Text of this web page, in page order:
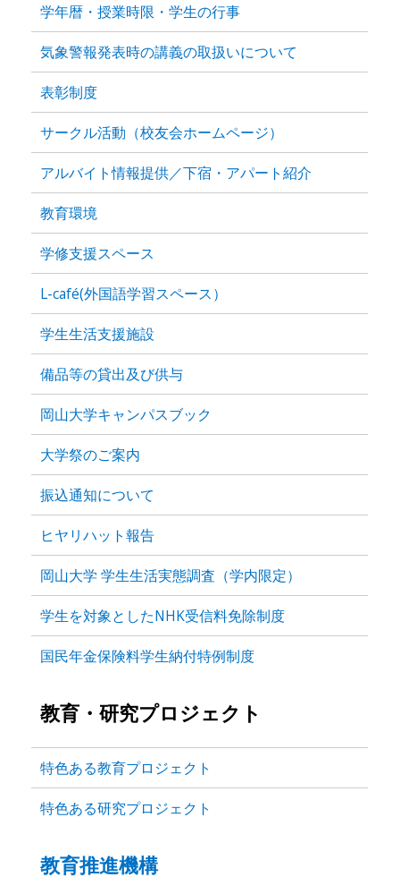
学年暦・授業時限・学生の行事
気象警報発表時の講義の取扱いについて
表彰制度
サークル活動（校友会ホームページ）
アルバイト情報提供／下宿・アパート紹介
教育環境
学修支援スペース
L-café(外国語学習スペース）
学生生活支援施設
備品等の貸出及び供与
岡山大学キャンパスブック
大学祭のご案内
振込通知について
ヒヤリハット報告
岡山大学 学生生活実態調査（学内限定）
学生を対象としたNHK受信料免除制度
国民年金保険料学生納付特例制度
教育・研究プロジェクト
特色ある教育プロジェクト
特色ある研究プロジェクト
教育推進機構